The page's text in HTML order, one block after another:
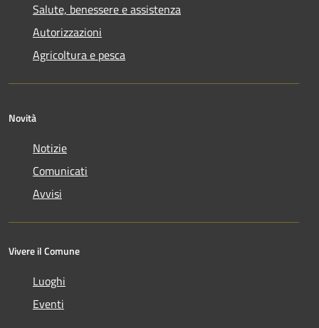
Salute, benessere e assistenza
Autorizzazioni
Agricoltura e pesca
Novità
Notizie
Comunicati
Avvisi
Vivere il Comune
Luoghi
Eventi